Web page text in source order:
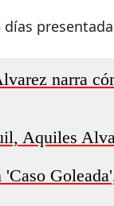
narra
Aquiles